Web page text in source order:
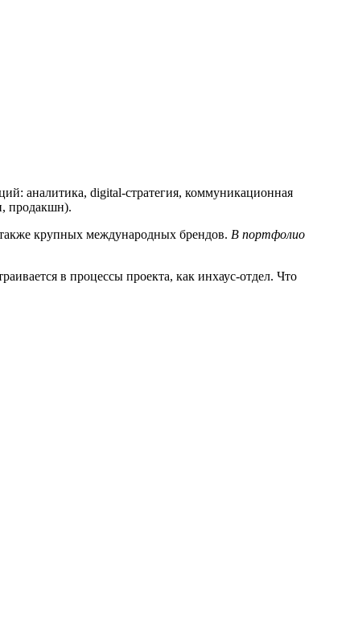
аналитика, digital-стратегия, коммуникационная
продакшн).
крупных международных брендов. В портфолио
в процессы проекта, как инхаус-отдел. Что